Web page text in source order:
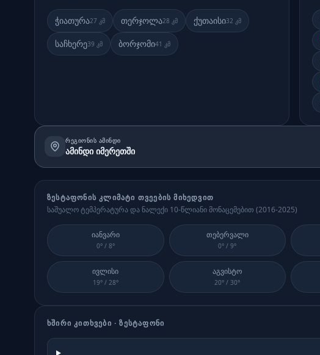
ჭიათურა27 კმ თერჯოლა28 კმ ქუთაისი32 კმ
საჩხერე39 კმ ბორჯომი41 კმ
ᲠᲔᲒᲘᲝᲜᲘᲡ ᲐᲛᲘᲜᲓᲘ
ამინდი იმერეთში
ᲖᲔᲡᲢᲐᲤᲝᲜᲘᲡ ᲙᲚᲘᲛᲐᲢᲘ ᲗᲕᲔᲔᲑᲘᲡ ᲛᲘᲮᲔᲓᲕᲘᲗ
საშუალო ტემპერატურა და ნალექი 10-წლიანი მონაცემებით (2016-2025)
იანვარი
0° / 8°
თებერვალი
0° /9°
ივლისი
19° / 28°
აგვისტო
20° /30°
ᲮᲨᲘᲠᲘ ᲙᲘᲗᲮᲕᲔᲑᲘ ·ᲖᲔᲡᲢᲐᲤᲝᲜᲘ